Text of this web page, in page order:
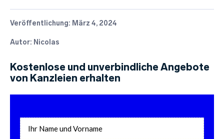
Veröffentlichung: März 4, 2024
Autor: Nicolas
Kostenlose und unverbindliche Angebote
von Kanzleien erhalten